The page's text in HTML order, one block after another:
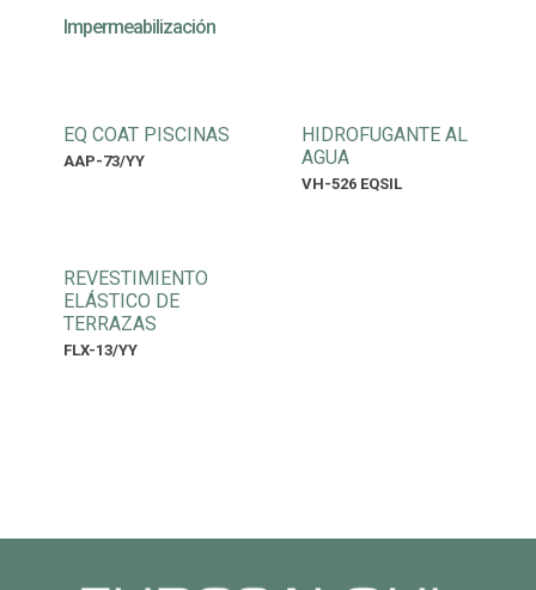
Impermeabilización
EQ COAT PISCINAS
AAP-73/YY
HIDROFUGANTE AL
AGUA
VH-526 EQSIL
REVESTIMIENTO
ELÁSTICO DE
TERRAZAS
FLX-13/YY